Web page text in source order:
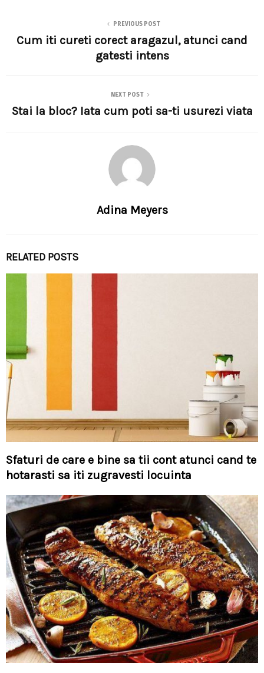
PREVIOUS POST
Cum iti cureti corect aragazul, atunci cand
gatesti intens
NEXT POST
Stai la bloc? Iata cum poti sa-ti usurezi viata
Adina Meyers
RELATED POSTS
Sfaturi de care e bine sa tii cont atunci cand te
hotarasti sa iti zugravesti locuinta